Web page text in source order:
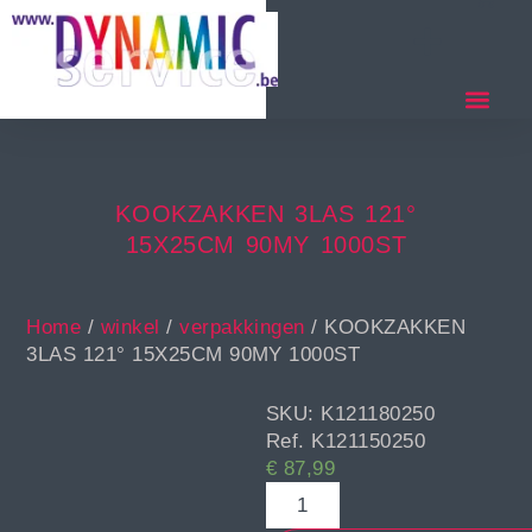
KOOKZAKKEN 3LAS 121°
15X25CM 90MY 1000ST
Home / winkel /verpakkingen / KOOKZAKKEN
3LAS 121° 15X25CM 90MY 1000ST
SKU: K121180250
Ref. K121150250
€ 87,99